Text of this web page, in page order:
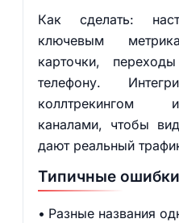
Как сделать:
ключевым
карточки,
телефону.
коллтрекингом
каналами, чтобы
дают реальный
Типичные ошибки
Разные названия